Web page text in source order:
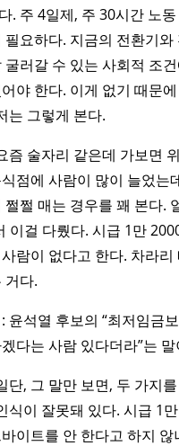
. 주 4일제, 주 30시간 노
필요하다. 지금의 전환기와
굴러갈 수 있는 사회적 조
야 한다. 이게 없기 때문
는 그렇게 본다.
즘 술자리 같은데 가보면
점에 사람이 많이 늘었는
쩔쩔 매는 경우를 꽤 본다.
이걸 다뤘다. 시급 1만
람이 없다고 한다. 차라리
거다.
윤석열 후보의 “최저임금
다는 사람 있다더라”는
단, 그 말만 보면, 두 가지
식이 잘못돼 있다. 시급 1
이트를 안 한다고 하지 않